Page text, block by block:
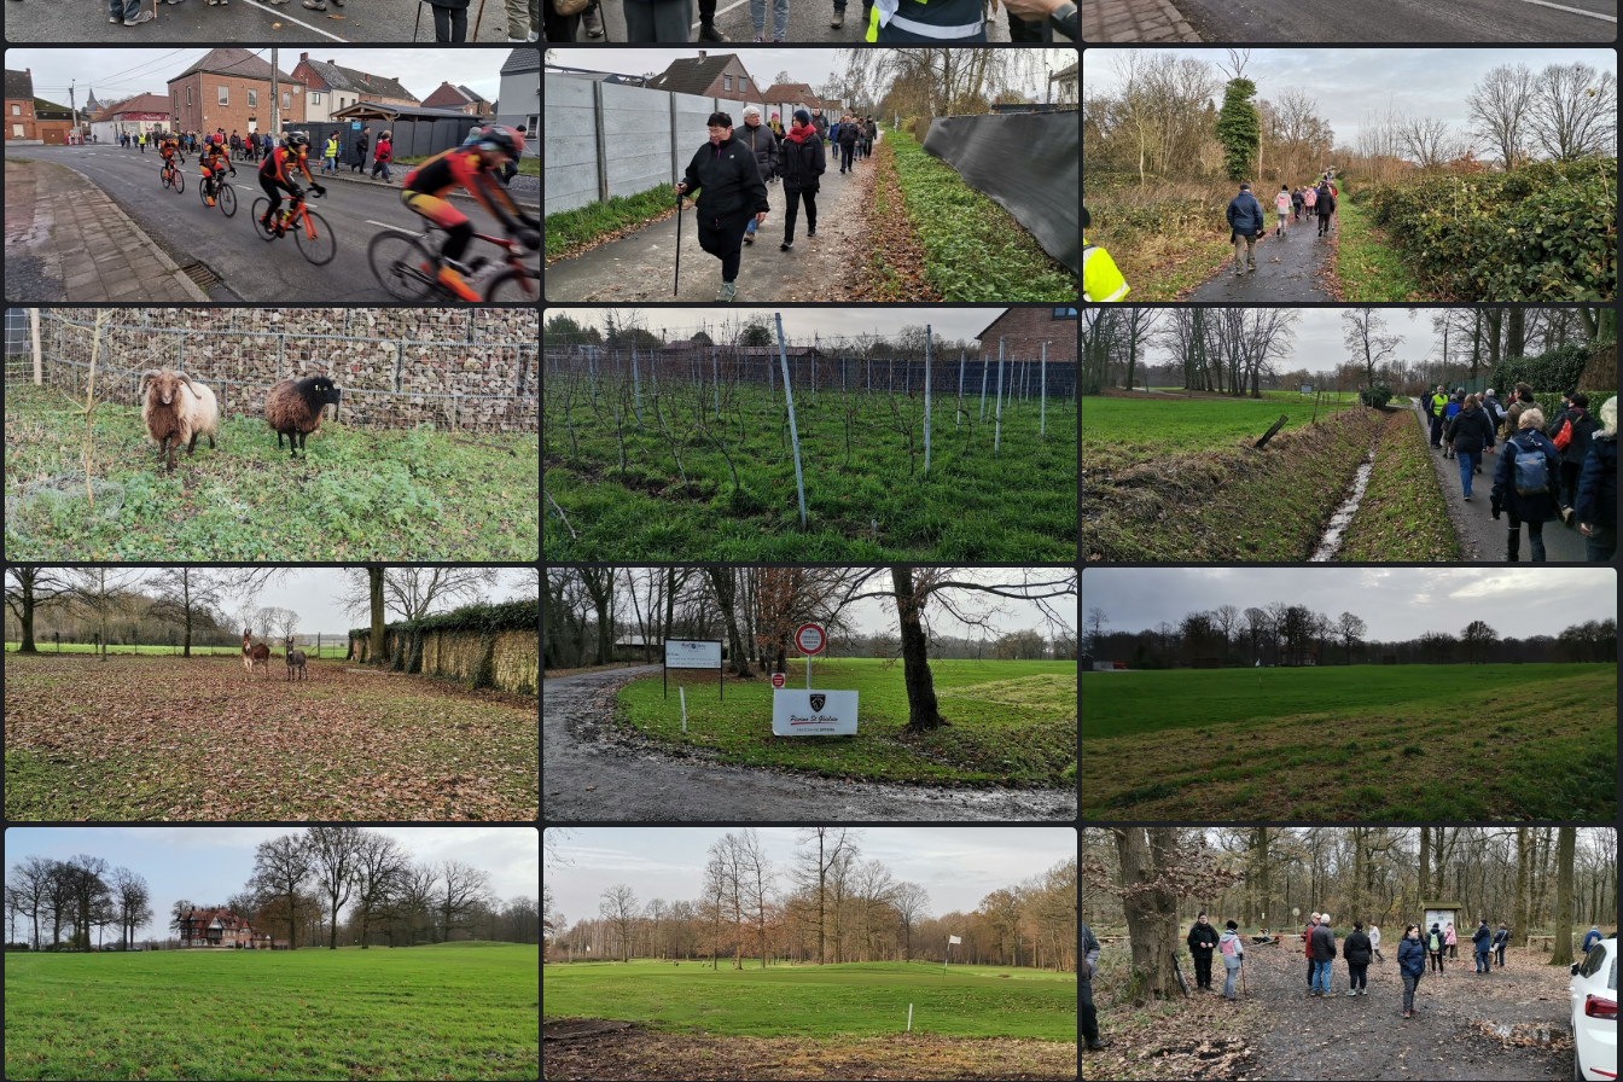
IMG 20231210 093302 IMG 20231210 093353 IMG 20231210 093638
IMG 20231210 093642 IMG 20231210 094502 IMG 20231210 094911
IMG 20231210 095211 IMG 20231210 095616 IMG 20231210 102114
IMG 20231210 102141 IMG 20231210 102201 IMG 20231210 102254